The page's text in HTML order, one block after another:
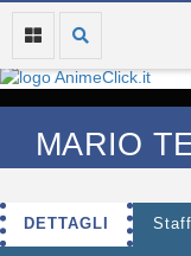
MARIO
DETTAGLI Staff